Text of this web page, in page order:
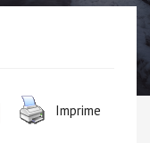
Imprime